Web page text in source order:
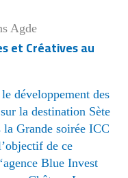
et Créatives au
développement des
la destination Sète
la Grande soirée ICC
de ce
Blue Invest